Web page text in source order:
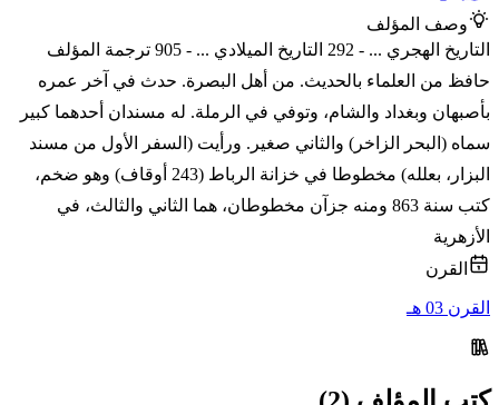
وصف المؤلف
التاريخ الهجري ... - 292 التاريخ الميلادي ... - 905 ترجمة المؤلف
حافظ من العلماء بالحديث. من أهل البصرة. حدث في آخر عمره
بأصبهان وبغداد والشام، وتوفي في الرملة. له مسندان أحدهما كبير
سماه (البحر الزاخر) والثاني صغير. ورأيت (السفر الأول من مسند
البزار، بعلله) مخطوطا في خزانة الرباط (243 أوقاف) وهو ضخم،
كتب سنة 863 ومنه جزآن مخطوطان، هما الثاني والثالث، في
الأزهرية
القرن
القرن 03 هـ